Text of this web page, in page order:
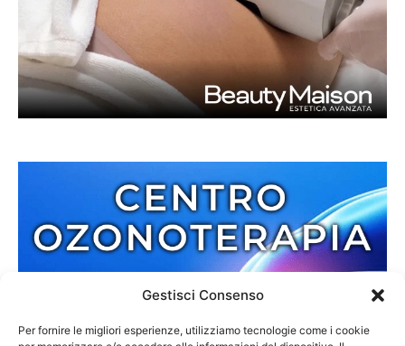
Gestisci Consenso
Per fornire le migliori esperienze, utilizziamo tecnologie come i cookie